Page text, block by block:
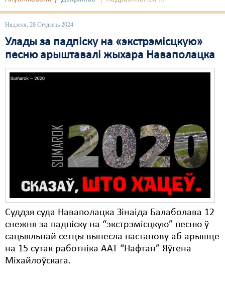
Нядзеля, 28 Студзень 2024
Улады за падпіску на «экстрэмісцкую»
песню арыштавалі жыхара Наваполацка
Суддзя суда Наваполацка Зінаіда Балаболава 12
снежня за падпіску на “экстрэмісцкую” песню ў
сацыяльнай сетцы вынесла пастанову аб арышце
на 15 сутак работніка ААТ “Нафтан” Яўгена
Міхайлоўскага.